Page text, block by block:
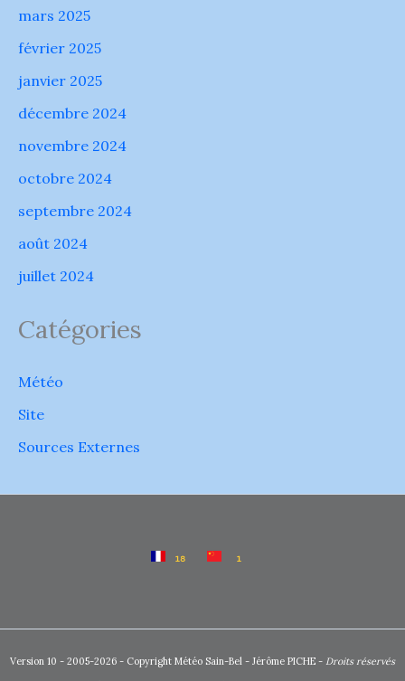
mars 2025
février 2025
janvier 2025
décembre 2024
novembre 2024
octobre 2024
septembre 2024
août 2024
juillet 2024
Catégories
Météo
Site
Sources Externes
Version 10 - 2005-2026 - Copyright Météo Sain-Bel - Jérôme PICHE - Droits réservés